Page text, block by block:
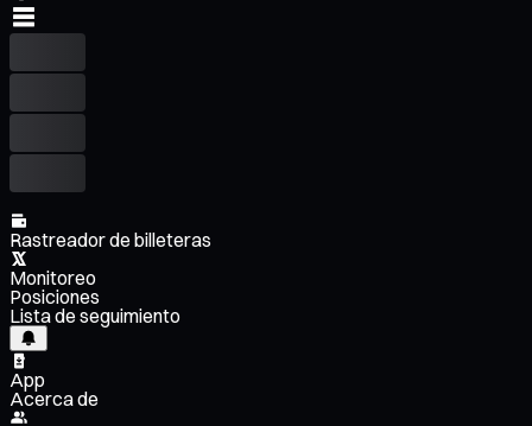
Rastreador de billeteras
Monitoreo
Posiciones
Lista de seguimiento
App
Acerca de